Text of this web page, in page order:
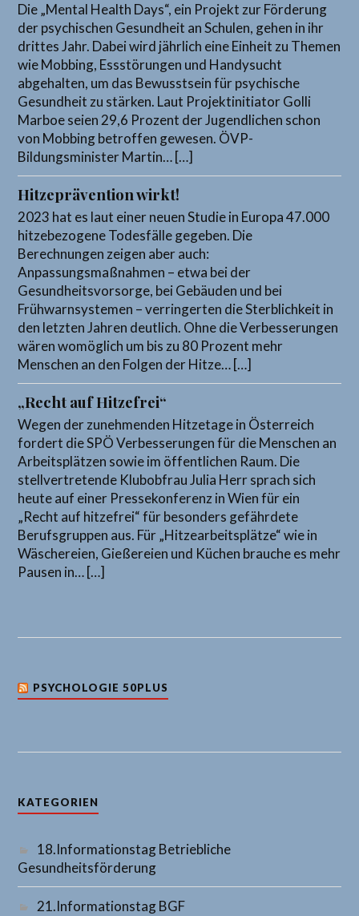
Die „Mental Health Days“, ein Projekt zur Förderung
der psychischen Gesundheit an Schulen, gehen in ihr
drittes Jahr. Dabei wird jährlich eine Einheit zu Themen
wie Mobbing, Essstörungen und Handysucht
abgehalten, um das Bewusstsein für psychische
Gesundheit zu stärken. Laut Projektinitiator Golli
Marboe seien 29,6 Prozent der Jugendlichen schon
von Mobbing betroffen gewesen. ÖVP-
Bildungsminister Martin… […]
Hitzeprävention wirkt!
2023 hat es laut einer neuen Studie in Europa 47.000
hitzebezogene Todesfälle gegeben. Die
Berechnungen zeigen aber auch:
Anpassungsmaßnahmen – etwa bei der
Gesundheitsvorsorge, bei Gebäuden und bei
Frühwarnsystemen – verringerten die Sterblichkeit in
den letzten Jahren deutlich. Ohne die Verbesserungen
wären womöglich um bis zu 80 Prozent mehr
Menschen an den Folgen der Hitze… […]
„Recht auf Hitzefrei“
Wegen der zunehmenden Hitzetage in Österreich
fordert die SPÖ Verbesserungen für die Menschen an
Arbeitsplätzen sowie im öffentlichen Raum. Die
stellvertretende Klubobfrau Julia Herr sprach sich
heute auf einer Pressekonferenz in Wien für ein
„Recht auf hitzefrei“ für besonders gefährdete
Berufsgruppen aus. Für „Hitzearbeitsplätze“ wie in
Wäschereien, Gießereien und Küchen brauche es mehr
Pausen in… […]
PSYCHOLOGIE 50PLUS
KATEGORIEN
18.Informationstag Betriebliche
Gesundheitsförderung
21.Informationstag BGF